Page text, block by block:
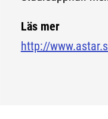
Läs mer
http://